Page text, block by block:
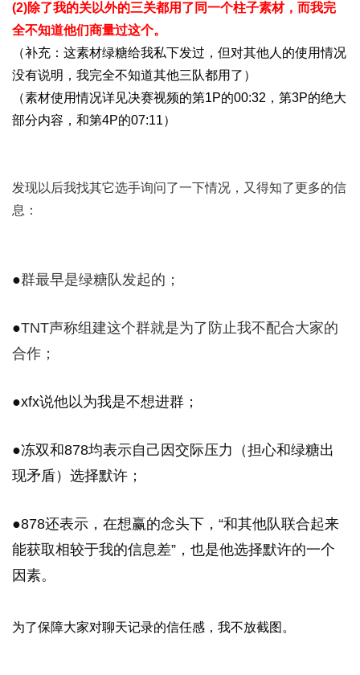
(2)除了我的关以外的三关都用了同一个柱子素材，而我完
全不知道他们商量过这个。
（补充：这素材绿糖给我私下发过，但对其他人的使用情况
没有说明，我完全不知道其他三队都用了）
（素材使用情况详见决赛视频的第1P的00:32，第3P的绝大
部分内容，和第4P的07:11）
发现以后我找其它选手询问了一下情况，又得知了更多的信
息：
●群最早是绿糖队发起的；
●TNT声称组建这个群就是为了防止我不配合大家的
合作；
●xfx说他以为我是不想进群；
●冻双和878均表示自己因交际压力（担心和绿糖出
现矛盾）选择默许；
●878还表示， 在想赢的念头下，“和其他队联合起来
能获取相较于我的信息差”，也是他选择默许的一个
因素。
为了保障大家对聊天记录的信任感，我不放截图。